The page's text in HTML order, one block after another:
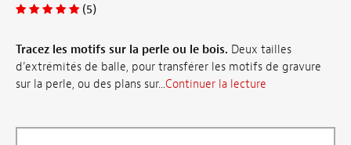
(5)
Tracez les motifs sur la perle ou le bois. Deux tailles
d’extrémités de balle, pour transférer les motifs de gravure
sur la perle, ou des plans sur...Continuer la lecture